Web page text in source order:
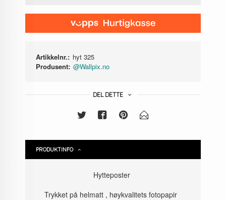
Artikkelnr.: hyt 325
Produsent: @Wallpix.no
DEL DETTE
PRODUKTINFO
Hytteposter
Trykket på helmatt , høykvalitets fotopapir